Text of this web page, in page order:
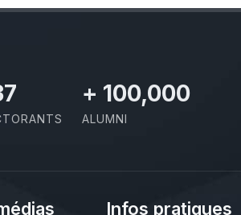
+ 100,000
ALUMNI
Infos pratiques